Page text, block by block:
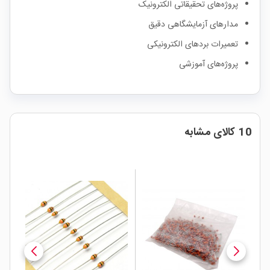
پروژه‌های تحقیقاتی الکترونیک
مدارهای آزمایشگاهی دقیق
تعمیرات بردهای الکترونیکی
پروژه‌های آموزشی
10 کالای مشابه